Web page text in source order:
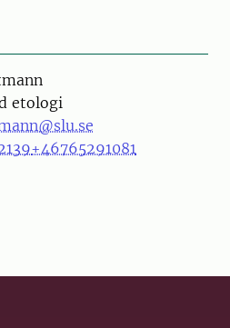
etologi
+46765291081